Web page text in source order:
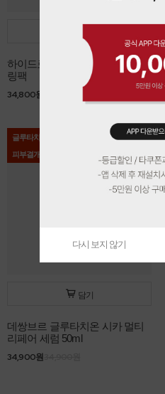
하이드로 블루 스피룰리나 모델
링팩
34,800원
글루타치온
피부결개선
담기
데쌍브르 글루타치온 시카 멀티
리페어 세럼 50ml
34,900원
다시 보지 않기